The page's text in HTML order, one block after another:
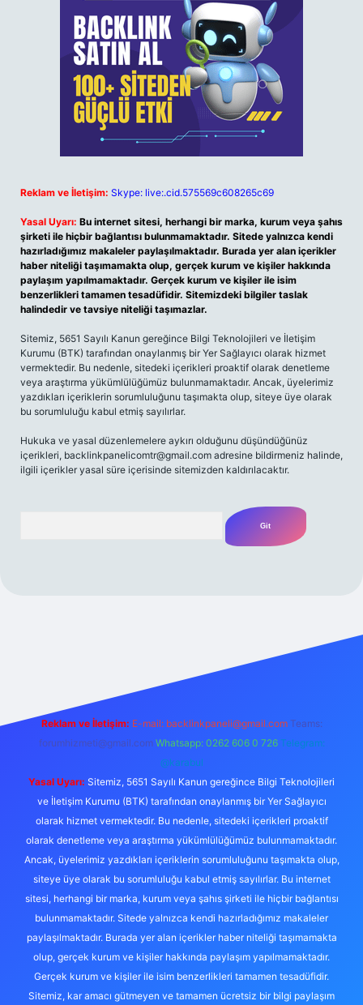
Reklam ve İletişim: Skype: live:.cid.575569c608265c69
Yasal Uyarı: Bu internet sitesi, herhangi bir marka, kurum veya şahıs
şirketi ile hiçbir bağlantısı bulunmamaktadır. Sitede yalnızca kendi
hazırladığımız makaleler paylaşılmaktadır. Burada yer alan içerikler
haber niteliği taşımamakta olup, gerçek kurum ve kişiler hakkında
paylaşım yapılmamaktadır. Gerçek kurum ve kişiler ile isim
benzerlikleri tamamen tesadüfidir. Sitemizdeki bilgiler taslak
halindedir ve tavsiye niteliği taşımazlar.
Sitemiz, 5651 Sayılı Kanun gereğince Bilgi Teknolojileri ve İletişim
Kurumu (BTK) tarafından onaylanmış bir Yer Sağlayıcı olarak hizmet
vermektedir. Bu nedenle, sitedeki içerikleri proaktif olarak denetleme
veya araştırma yükümlülüğümüz bulunmamaktadır. Ancak, üyelerimiz
yazdıkları içeriklerin sorumluluğunu taşımakta olup, siteye üye olarak
bu sorumluluğu kabul etmiş sayılırlar.
Hukuka ve yasal düzenlemelere aykırı olduğunu düşündüğünüz
içerikleri, backlinkpanelicomtr@gmail.com adresine bildirmeniz halinde,
ilgili içerikler yasal süre içerisinde sitemizden kaldırılacaktır.
Reklam ve İletişim: E-mail: backlinkpaneli@gmail.com Teams:
forumhizmeti@gmail.com Whatsapp: 0262 606 0 726 Telegram:
@karabul
Yasal Uyarı: Sitemiz, 5651 Sayılı Kanun gereğince Bilgi Teknolojileri
ve İletişim Kurumu (BTK) tarafından onaylanmış bir Yer Sağlayıcı
olarak hizmet vermektedir. Bu nedenle, sitedeki içerikleri proaktif
olarak denetleme veya araştırma yükümlülüğümüz bulunmamaktadır.
Ancak, üyelerimiz yazdıkları içeriklerin sorumluluğunu taşımakta olup,
siteye üye olarak bu sorumluluğu kabul etmiş sayılırlar. Bu internet
sitesi, herhangi bir marka, kurum veya şahıs şirketi ile hiçbir bağlantısı
bulunmamaktadır. Sitede yalnızca kendi hazırladığımız makaleler
paylaşılmaktadır. Burada yer alan içerikler haber niteliği taşımamakta
olup, gerçek kurum ve kişiler hakkında paylaşım yapılmamaktadır.
Gerçek kurum ve kişiler ile isim benzerlikleri tamamen tesadüfidir.
Sitemiz, kar amacı gütmeyen ve tamamen ücretsiz bir bilgi paylaşım